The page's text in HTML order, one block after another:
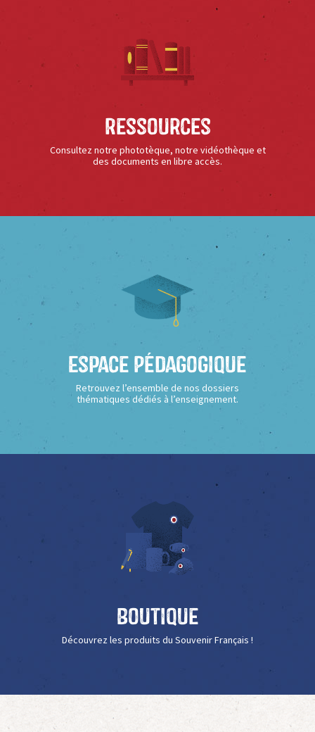
Ressources
Consultez notre phototèque, notre vidéothèque et
des documents en libre accès.
Espace Pédagogique
Retrouvez l’ensemble de nos dossiers
thématiques dédiés à l’enseignement.
Boutique
Découvrez les produits du Souvenir Français !